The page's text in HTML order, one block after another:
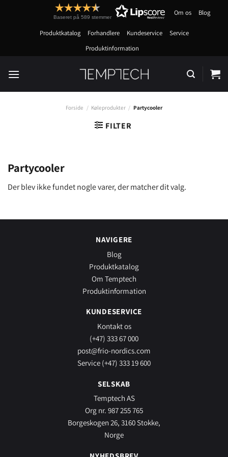
Baseret på 589 stemmer
Om os Blog
Produktkatalog Forhandlere Kundeservice
Service
Produktinformation
Forside / Køleprodukter / Partycooler
FILTER
Partycooler
Der blev ikke fundet nogle varer, der matcher dit valg.
NAVIGERE
Blog
Produktkatalog
Om Temptech
Produktinformation
KUNDESERVICE
Kontakt os
(+47) 333 67 000
post@frio-nordics.com
Service (+47) 333 19 600
SELSKAB
Temptech AS
Org nr. 987 255 765
Borgeskogen 26, 3160 Stokke,
Norge